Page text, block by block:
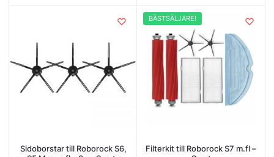
Sidoborstar till Roborock S6,
BÄSTSÄLJARE!
Filterkit till Roborock S7 m.fl –